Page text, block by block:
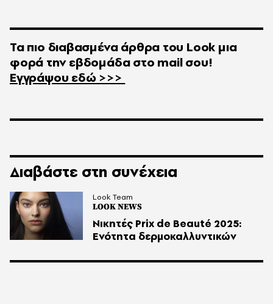
Τα πιο διαβασμένα άρθρα του Look μια
φορά την εβδομάδα στο mailσου!
Εγγράψου εδώ >>>
Διαβάστε στη συνέχεια
LOOK NEWS
Νικητές Prix de Beauté 2025:
Ενότητα δερμοκαλλυντικών
Look Team